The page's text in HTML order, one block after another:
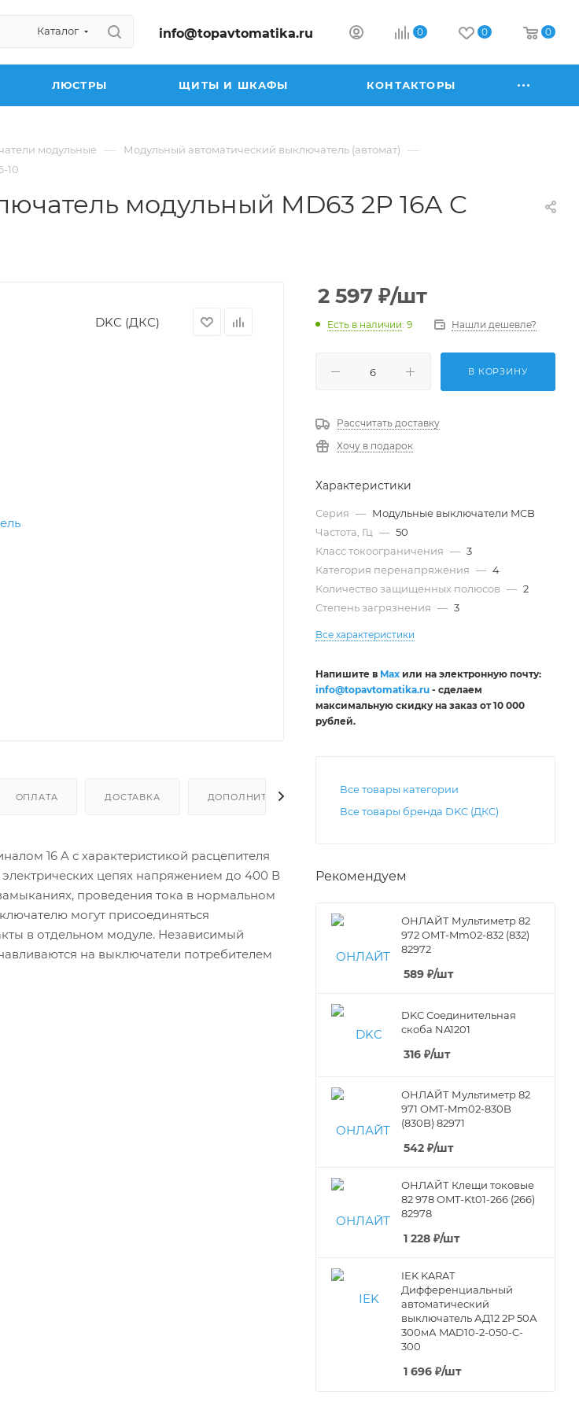
Каталог info@topavtomatika.ru 0 0 0
ЛЮСТРЫ ЩИТЫ И ШКАФЫ КОНТАКТОРЫ
модульные — Модульный автоматический выключатель (автомат) —
10
модульный MD63 2P 16А C
DKC (ДКС)
ОПЛАТА ДОСТАВКА ДОПОЛНИТЕЛЬНО
16 A с характеристикой расцепителя
цепях на­пряжением до 400 В
проведения тока в нормальном
могут присоединяться
в отдельном модуле. Независимый
на выключатели потребителем
2 597 ₽/шт
Есть в наличии: 9 Нашли дешевле?
В КОРЗИНУ
Рассчитать доставку
Хочу в подарок
Характеристики
Серия — Модульные выключатели MCB
Частота, Гц — 50
Класс токоограничения — 3
Категория перенапряжения — 4
Количество защищенных полюсов — 2
Степень загрязнения — 3
Все характеристики
Напишите в Max или на электронную почту:
info@topavtomatika.ru - сделаем
максимальную скидку на заказ от 10 000
рублей.
Все товары категории
Все товары бренда DKC (ДКС)
Рекомендуем
ОНЛАЙТ Мультиметр 82
972 OMT-Mm02-832 (832)
82972
589 ₽/шт
DKC Соединительная
скоба NA1201
316 ₽/шт
ОНЛАЙТ Мультиметр 82
971 OMT-Mm02-830B
(830B) 82971
542 ₽/шт
ОНЛАЙТ Клещи токовые
82 978 OMT-Kt01-266 (266)
82978
1 228 ₽/шт
IEK KARAT
Дифференциальный
автоматический
выключатель АД12 2Р 50А
300мА MAD10-2-050-C-
300
1 696 ₽/шт